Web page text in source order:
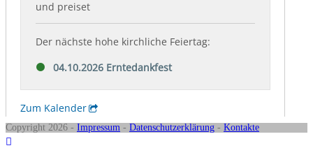
Copyright 2026 - Impressum - Datenschutzerklärung - Kontakte